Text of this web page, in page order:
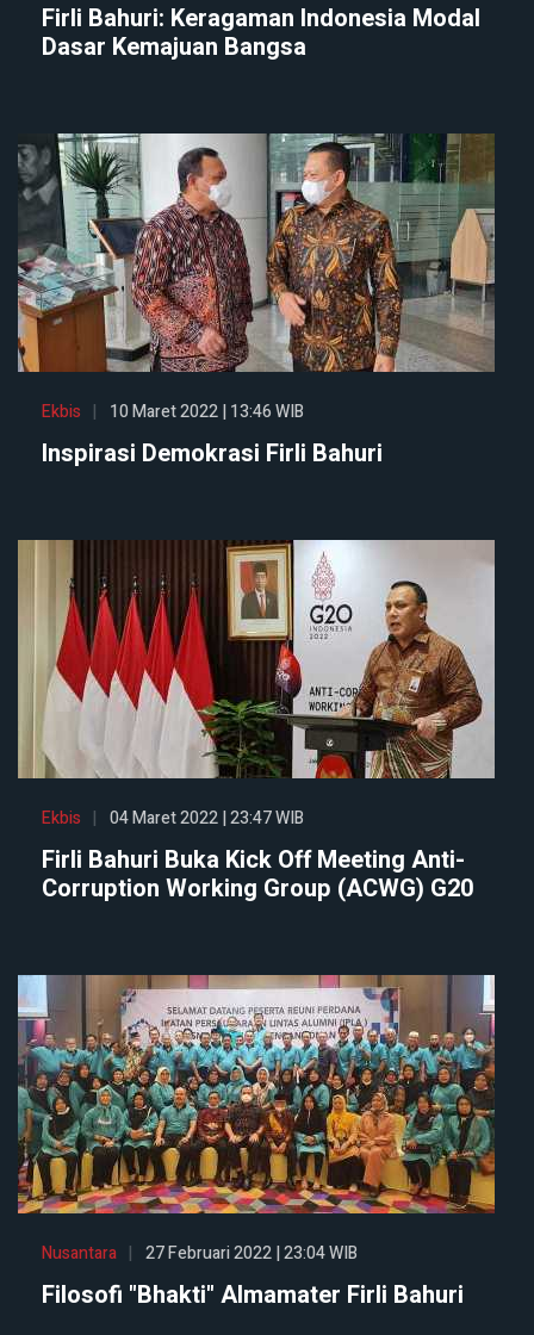
Firli Bahuri: Keragaman Indonesia Modal
Dasar Kemajuan Bangsa
Ekbis 10 Maret 2022 | 13:46 WIB
Inspirasi Demokrasi Firli Bahuri
Ekbis 04 Maret 2022 | 23:47 WIB
Firli Bahuri Buka Kick Off Meeting Anti-
Corruption Working Group (ACWG) G20
Nusantara 27 Februari 2022 | 23:04 WIB
Filosofi "Bhakti" Almamater Firli Bahuri